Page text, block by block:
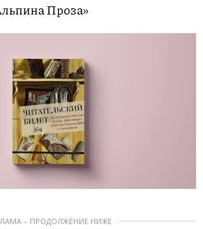
Проза»
– ПРОДОЛЖЕНИЕ НИЖЕ